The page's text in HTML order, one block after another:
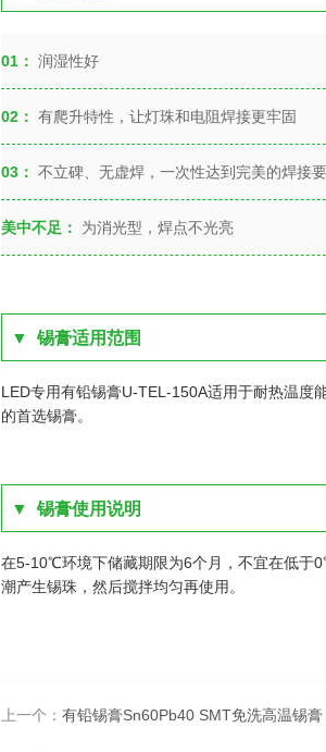
01： 润湿性好
02： 有爬升特性，让灯珠和电阻焊接更牢固
03： 不立碑、无虚焊，一次性达到完美的焊接
美中不足： 为消光型，焊点不光亮
▼ 锡膏适用范围
LED专用有铅锡膏U-TEL-150A适用于耐热温度
的首选锡膏。
▼ 锡膏使用说明
在5-10℃环境下储藏期限为6个月，不宜在低于
潮产生锡珠，然后搅拌均匀再使用。
上一个： 有铅锡膏Sn60Pb40 SMT免洗高温锡